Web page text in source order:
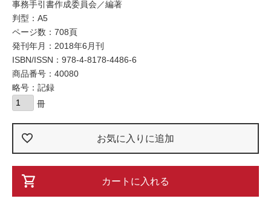
事務手引書作成委員会／編著
判型：A5
ページ数：708頁
発刊年月：2018年6月刊
ISBN/ISSN： 978-4-8178-4486-6
商品番号：40080
略号：記録
お気に入りに追加
カートに入れる